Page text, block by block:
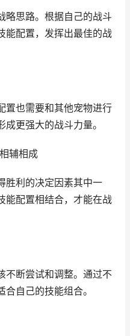
略思路。根据自己的战斗
能配置，发挥出最佳的战
置也需要和其他宠物进行
更强大的战斗力量。
辅相成
胜利的决定因素其中一
能配置相结合，才能在战
不断尝试和调整。通过不
自己的技能组合。